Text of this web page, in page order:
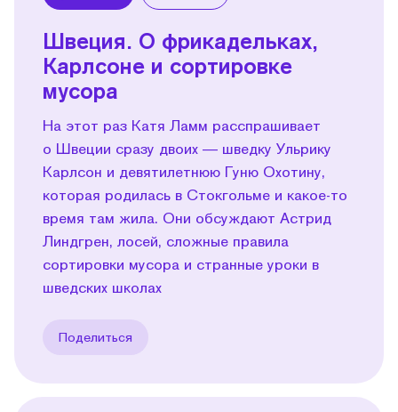
Швеция. О фрикадельках,
Карлсоне и сортировке
мусора
На этот раз Катя Ламм расспрашивает
о Швеции сразу двоих — шведку Ульрику
Карлсон и девятилетнюю Гуню Охотину,
которая родилась в Стокгольме и какое-то
время там жила. Они обсуждают Астрид
Линдгрен, лосей, сложные правила
сортировки мусора и странные уроки в
шведских школах
Поделиться